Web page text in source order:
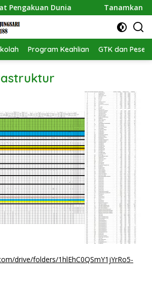
Dunia Tanamkan
Program Keahlian GTK dan
drive/folders/1hlEhC0QSmY1jYrRo5-